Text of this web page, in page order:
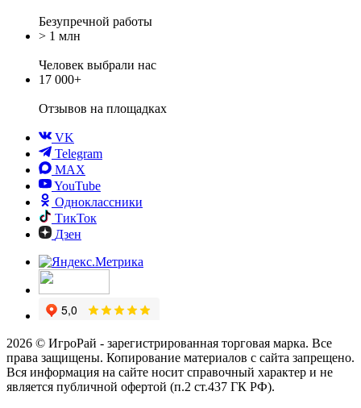
Безупречной работы
> 1 млн
Человек выбрали нас
17 000+
Отзывов на площадках
VK
Telegram
MAX
YouTube
Одноклассники
ТикТок
Дзен
2026 © ИгроРай - зарегистрированная торговая марка. Все
права защищены. Копирование материалов с сайта запрещено.
Вся информация на сайте носит справочный характер и не
является публичной офертой (п.2 ст.437 ГК РФ).